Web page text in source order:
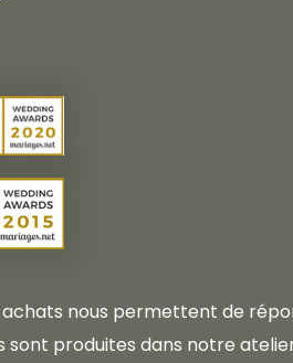
nous permettent de
produites dans notre